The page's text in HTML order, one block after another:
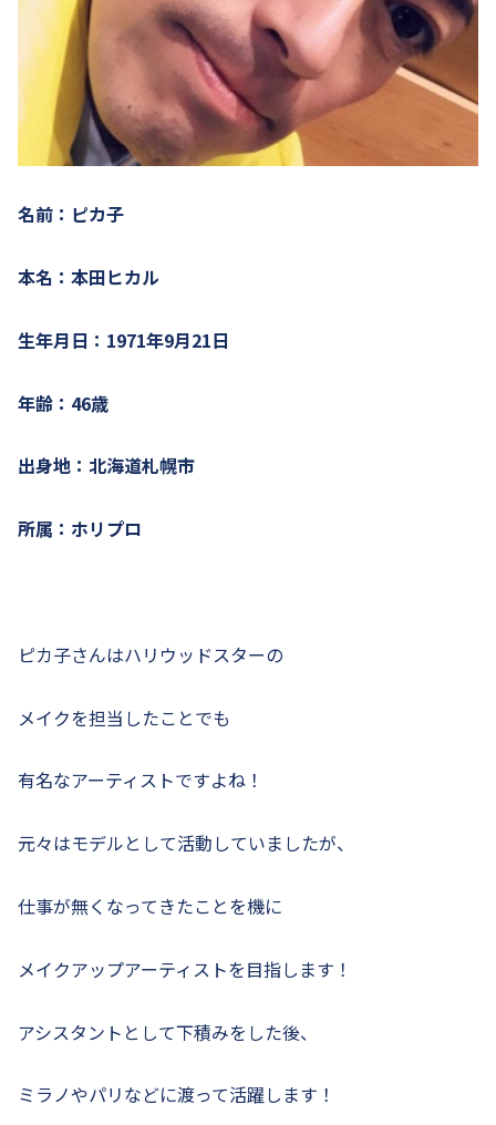
名前：ピカ子
本名：本田ヒカル
生年月日：1971年9月21日
年齢：46歳
出身地：北海道札幌市
所属：ホリプロ
ピカ子さんはハリウッドスターの
メイクを担当したことでも
有名なアーティストですよね！
元々はモデルとして活動していましたが、
仕事が無くなってきたことを機に
メイクアップアーティストを目指します！
アシスタントとして下積みをした後、
ミラノやパリなどに渡って活躍します！